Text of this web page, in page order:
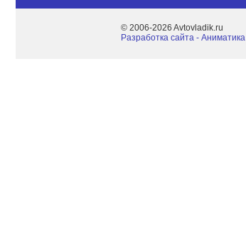
© 2006-2026 Avtovladik.ru
Разработка сайта - Aниматика